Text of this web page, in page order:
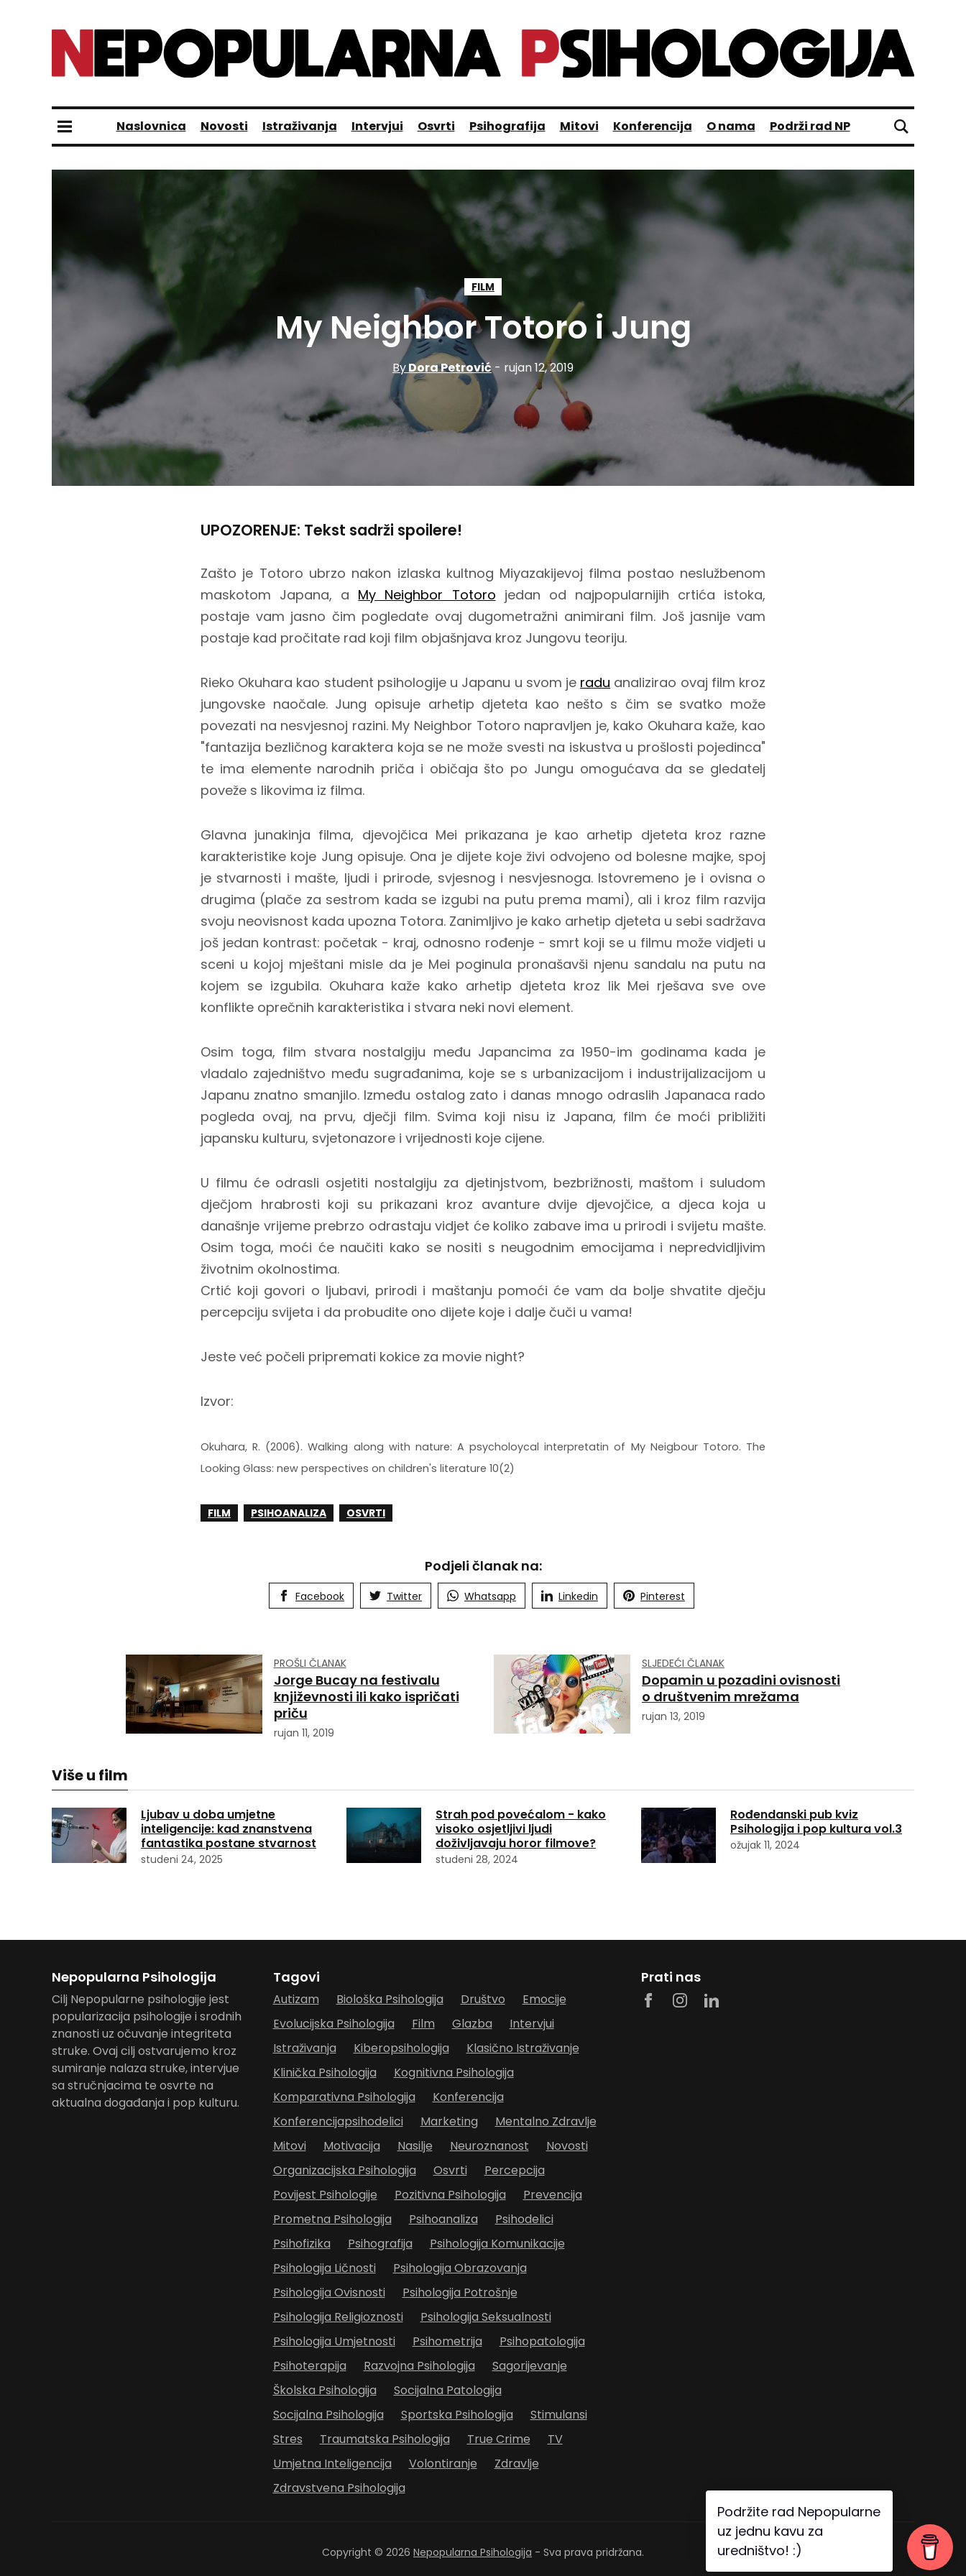
Naslovnica Novosti Istraživanja Intervjui Osvrti Psihografija Mitovi Konferencija O nama Podrži rad NP
FILM
My Neighbor Totoro i Jung
ByDora Petrović - rujan 12, 2019
UPOZORENJE: Tekst sadrži spoilere!
Zašto je Totoro ubrzo nakon izlaska kultnog Miyazakijevoj filma postao neslužbenom
maskotom Japana, a My Neighbor Totoro jedan od najpopularnijih crtića istoka,
postaje vam jasno čim pogledate ovaj dugometražni animirani film. Još jasnije vam
postaje kad pročitate rad koji film objašnjava kroz Jungovu teoriju.
Rieko Okuhara kao student psihologije u Japanu u svom je radu analizirao ovaj film kroz
jungovske naočale. Jung opisuje arhetip djeteta kao nešto s čim se svatko može
povezati na nesvjesnoj razini. My Neighbor Totoro napravljen je, kako Okuhara kaže, kao
"fantazija bezličnog karaktera koja se ne može svesti na iskustva u prošlosti pojedinca"
te ima elemente narodnih priča i običaja što po Jungu omogućava da se gledatelj
poveže s likovima iz filma.
Glavna junakinja filma, djevojčica Mei prikazana je kao arhetip djeteta kroz razne
karakteristike koje Jung opisuje. Ona je dijete koje živi odvojeno od bolesne majke, spoj
je stvarnosti i mašte, ljudi i prirode, svjesnog i nesvjesnoga. Istovremeno je i ovisna o
drugima (plače za sestrom kada se izgubi na putu prema mami), ali i kroz film razvija
svoju neovisnost kada upozna Totora. Zanimljivo je kako arhetip djeteta u sebi sadržava
još jedan kontrast: početak - kraj, odnosno rođenje - smrt koji se u filmu može vidjeti u
sceni u kojoj mještani misle da je Mei poginula pronašavši njenu sandalu na putu na
kojem se izgubila. Okuhara kaže kako arhetip djeteta kroz lik Mei rješava sve ove
konflikte oprečnih karakteristika i stvara neki novi element.
Osim toga, film stvara nostalgiju među Japancima za 1950-im godinama kada je
vladalo zajedništvo među sugrađanima, koje se s urbanizacijom i industrijalizacijom u
Japanu znatno smanjilo. Između ostalog zato i danas mnogo odraslih Japanaca rado
pogleda ovaj, na prvu, dječji film. Svima koji nisu iz Japana, film će moći približiti
japansku kulturu, svjetonazore i vrijednosti koje cijene.
U filmu će odrasli osjetiti nostalgiju za djetinjstvom, bezbrižnosti, maštom i suludom
dječjom hrabrosti koji su prikazani kroz avanture dvije djevojčice, a djeca koja u
današnje vrijeme prebrzo odrastaju vidjet će koliko zabave ima u prirodi i svijetu mašte.
Osim toga, moći će naučiti kako se nositi s neugodnim emocijama i nepredvidljivim
životnim okolnostima.
Crtić koji govori o ljubavi, prirodi i maštanju pomoći će vam da bolje shvatite dječju
percepciju svijeta i da probudite ono dijete koje i dalje čuči u vama!
Jeste već počeli pripremati kokice za movie night?
Izvor:
Okuhara, R. (2006). Walking along with nature: A psycholoycal interpretatin of My Neigbour Totoro. The
Looking Glass: new perspectives on children's literature 10(2)
FILM PSIHOANALIZA OSVRTI
Podjeli članak na:
Facebook Twitter Whatsapp Linkedin Pinterest
PROŠLI ČLANAK
Jorge Bucay na festivalu
književnosti ili kako ispričati
priču
rujan 11, 2019
SLJEDEĆI ČLANAK
Dopamin u pozadini ovisnosti
o društvenim mrežama
rujan 13, 2019
Više u film
Ljubav u doba umjetne
inteligencije: kad znanstvena
fantastika postane stvarnost
studeni 24, 2025
Strah pod povećalom - kako
visoko osjetljivi ljudi
doživljavaju horor filmove?
studeni 28, 2024
Rođendanski pub kviz
Psihologija i pop kultura vol.3
ožujak 11, 2024
Nepopularna Psihologija
Cilj Nepopularne psihologije jest
popularizacija psihologije i srodnih
znanosti uz očuvanje integriteta
struke. Ovaj cilj ostvarujemo kroz
sumiranje nalaza struke, intervjue
sa stručnjacima te osvrte na
aktualna događanja i pop kulturu.
Tagovi
Autizam Biološka Psihologija Društvo
Emocije
Evolucijska Psihologija
Film Glazba
Intervjui
Istraživanja
Kiberopsihologija
Klasično Istraživanje
Klinička Psihologija
Kognitivna Psihologija
Komparativna Psihologija
Konferencija
Konferencijapsihodelici
Marketing
Mentalno Zdravlje
Mitovi
Motivacija Nasilje Neuroznanost
Novosti
Organizacijska Psihologija
Osvrti
Percepcija
Povijest Psihologije
Pozitivna Psihologija
Prevencija
Prometna Psihologija
Psihoanaliza
Psihodelici
Psihofizika
Psihografija
Psihologija Komunikacije
Psihologija Ličnosti
Psihologija Obrazovanja
Psihologija Ovisnosti
Psihologija Potrošnje
Psihologija Religioznosti
Psihologija Seksualnosti
Psihologija Umjetnosti
Psihometrija
Psihopatologija
Psihoterapija
Razvojna Psihologija
Sagorijevanje
Školska Psihologija
Socijalna Patologija
Socijalna Psihologija
Sportska Psihologija
Stimulansi
Stres
Traumatska Psihologija True Crime
TV
Umjetna Inteligencija
Volontiranje
Zdravlje
Zdravstvena Psihologija
Prati nas
Copyright © 2026 Nepopularna Psihologija - Sva prava pridržana.